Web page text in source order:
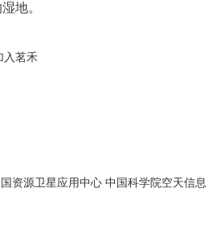
地。
入茗禾
资源卫星应用中心 中国科学院空天信息